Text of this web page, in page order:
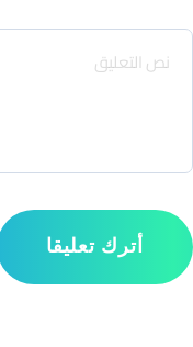
أترك تعليقا